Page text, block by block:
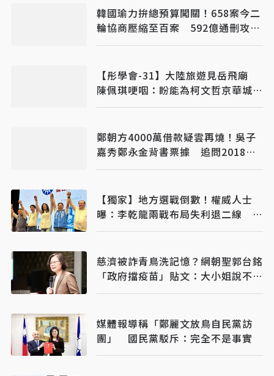
韓國瑜力拚總預算闖關！658案今二
輪協商壓縮至百案 592億通刪攻防
成決戰焦點
【彤學會-31】大陸旅遊見岳飛廟
陳佩琪哽咽：盼能為柯文哲京華城案
平反
鄭朝方4000萬借款疑雲再燒！吳子
嘉秀鄭永金背書票據 追問2018選
舉資金流向
【獨家】地方選戰倒數！權威人士
曝：李乾龍兩戰布局失利退二線 鄭
麗文扛責整合艱困選區
慈濟被詐青鳥洗記憶？網朝聖郭台銘
「政府擋疫苗」貼文：大小姐說不要
買
媒體報導稱「鄭麗文放鳥自民黨訪
團」 國民黨駁斥：完全不是事實